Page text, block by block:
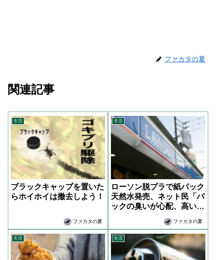
ファカタの夏
関連記事
生活
ブラックキャップを置いた
らホイホイは撤去しよう！
ファカタの夏
生活
ローソン脱プラで紙パック
天然水発売、ネット民「パ
ックの臭いが心配、高い、
ファカタの夏
生活 生活